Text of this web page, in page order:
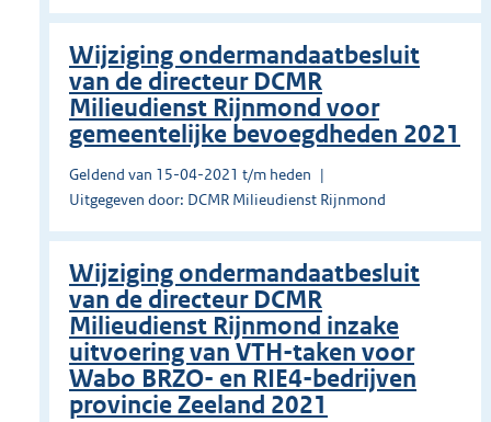
Wijziging ondermandaatbesluit
van de directeur DCMR
Milieudienst Rijnmond voor
gemeentelijke bevoegdheden 2021
Geldend van 15-04-2021 t/m heden
Uitgegeven door: DCMR Milieudienst Rijnmond
Wijziging ondermandaatbesluit
van de directeur DCMR
Milieudienst Rijnmond inzake
uitvoering van VTH-taken voor
Wabo BRZO- en RIE4-bedrijven
provincie Zeeland 2021